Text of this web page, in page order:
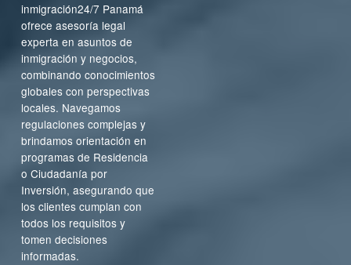
inmigración24/7 Panamá
ofrece asesoría legal
experta en asuntos de
inmigración y negocios,
combinando conocimientos
globales con perspectivas
locales. Navegamos
regulaciones complejas y
brindamos orientación en
programas de Residencia
o Ciudadanía por
Inversión, asegurando que
los clientes cumplan con
todos los requisitos y
tomen decisiones
informadas.